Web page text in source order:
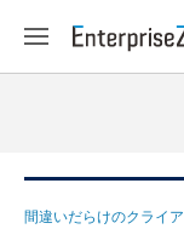
間違いだらけのクライ